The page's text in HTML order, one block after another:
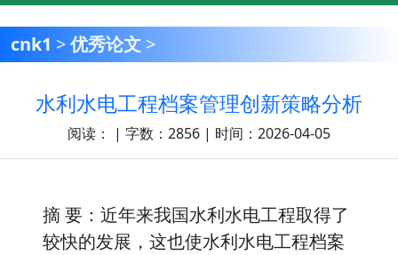
cnk1 >优秀论文 >
水利水电工程档案管理创新策略分析
阅读： | 字数：2856 | 时间：2026-04-05
摘 要：近年来我国水利水电工程取得了
较快的发展，这也使水利水电工程档案